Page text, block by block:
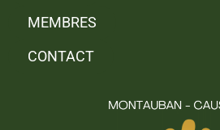
MEMBRES
CONTACT